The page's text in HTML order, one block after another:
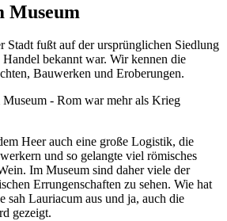
Museum
Stadt fußt auf der ursprünglichen Siedlung
bekannt war. Wir kennen die
Bauwerken und Eroberungen.
Heer auch eine große Logistik, die
und so gelangte viel römisches
Im Museum sind daher viele der
Errungenschaften zu sehen. Wie hat
sah Lauriacum aus und ja, auch die
gezeigt.